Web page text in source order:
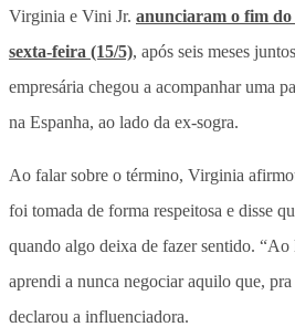
Virginia e Vini Jr. anunciaram o fim
sexta-feira (15/5), após seis meses
empresária chegou a acompanhar uma
na Espanha, ao lado da ex-sogra.
Ao falar sobre o término, Virginia
foi tomada de forma respeitosa e disse
quando algo deixa de fazer sentido.
aprendi a nunca negociar aquilo que,
declarou a influenciadora.